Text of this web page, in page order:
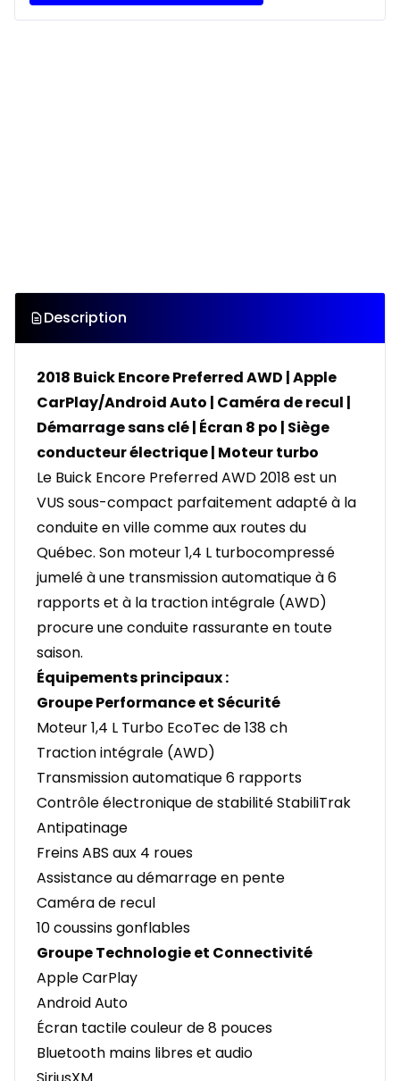
Description
2018 Buick Encore Preferred AWD | Apple
CarPlay/Android Auto | Caméra de recul |
Démarrage sans clé | Écran 8 po | Siège
conducteur électrique | Moteur turbo
Le Buick Encore Preferred AWD 2018 est un
VUS sous-compact parfaitement adapté à la
conduite en ville comme aux routes du
Québec. Son moteur 1,4 L turbocompressé
jumelé à une transmission automatique à 6
rapports et à la traction intégrale (AWD)
procure une conduite rassurante en toute
saison.
Équipements principaux :
Groupe Performance et Sécurité
Moteur 1,4 L Turbo EcoTec de 138 ch
Traction intégrale (AWD)
Transmission automatique 6 rapports
Contrôle électronique de stabilité StabiliTrak
Antipatinage
Freins ABS aux 4 roues
Assistance au démarrage en pente
Caméra de recul
10 coussins gonflables
Groupe Technologie et Connectivité
Apple CarPlay
Android Auto
Écran tactile couleur de 8 pouces
Bluetooth mains libres et audio